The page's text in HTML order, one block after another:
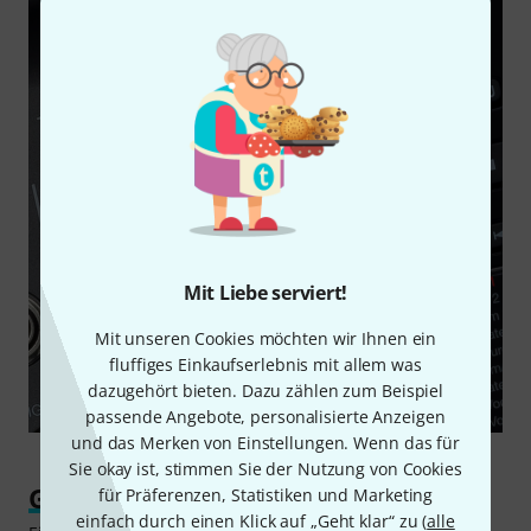
Mit Liebe serviert!
Mit unseren Cookies möchten wir Ihnen ein
fluffiges Einkaufserlebnis mit allem was
dazugehört bieten. Dazu zählen zum Beispiel
passende Angebote, personalisierte Anzeigen
und das Merken von Einstellungen. Wenn das für
Sie okay ist, stimmen Sie der Nutzung von Cookies
für Präferenzen, Statistiken und Marketing
einfach durch einen Klick auf „Geht klar“ zu (alle
Gut durchdacht